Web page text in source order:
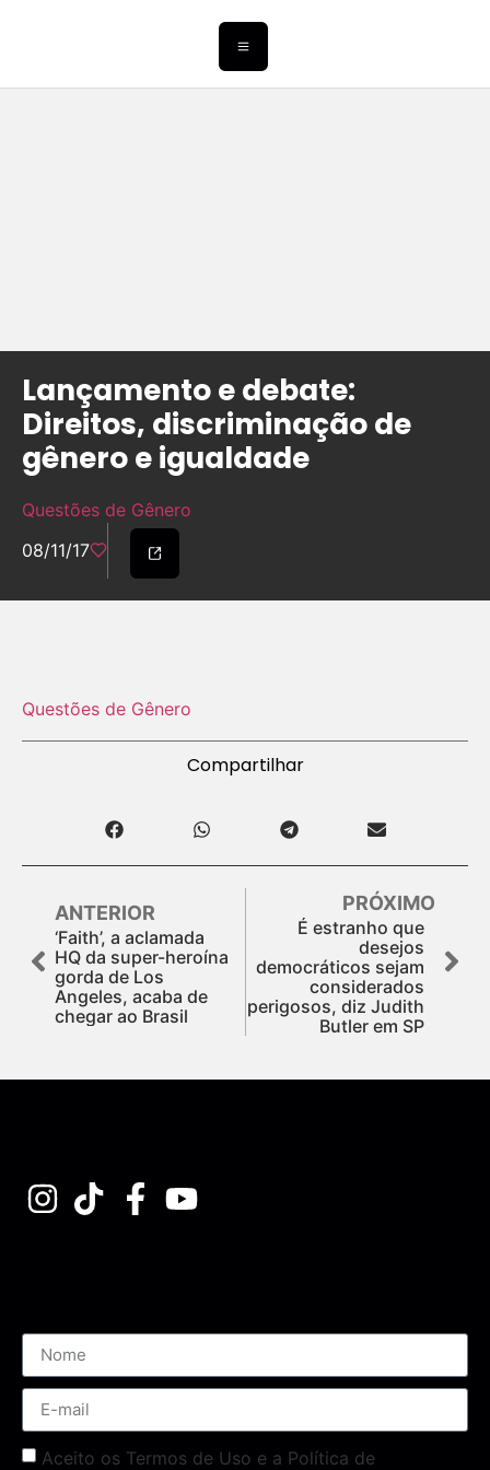
Lançamento e debate:
Direitos, discriminação de
gênero e igualdade
Questões de Gênero
08/11/17
Questões de Gênero
Compartilhar
ANTERIOR
‘Faith’, a aclamada
HQ da super-heroína
gorda de Los
Angeles, acaba de
chegar ao Brasil
PRÓXIMO
É estranho que
desejos
democráticos sejam
considerados
perigosos, diz Judith
Butler em SP
Aceito os Termos de Uso e a Política de